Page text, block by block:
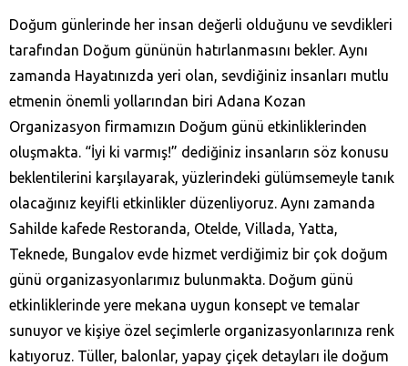
Doğum günlerinde her insan değerli olduğunu ve sevdikleri
tarafından Doğum gününün hatırlanmasını bekler. Aynı
zamanda Hayatınızda yeri olan, sevdiğiniz insanları mutlu
etmenin önemli yollarından biri Adana Kozan‎
Organizasyon firmamızın Doğum günü etkinliklerinden
oluşmakta. “İyi ki varmış!” dediğiniz insanların söz konusu
beklentilerini karşılayarak, yüzlerindeki gülümsemeyle tanık
olacağınız keyifli etkinlikler düzenliyoruz. Aynı zamanda
Sahilde kafede Restoranda, Otelde, Villada, Yatta,
Teknede, Bungalov evde hizmet verdiğimiz bir çok doğum
günü organizasyonlarımız bulunmakta. Doğum günü
etkinliklerinde yere mekana uygun konsept ve temalar
sunuyor ve kişiye özel seçimlerle organizasyonlarınıza renk
katıyoruz. Tüller, balonlar, yapay çiçek detayları ile doğum